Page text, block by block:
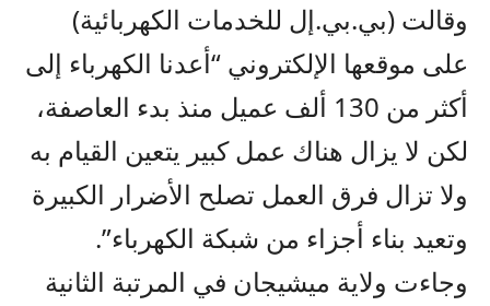
وقالت (بي.بي.إل للخدمات الكهربائية)
على موقعها الإلكتروني “أعدنا الكهرباء إلى
أكثر من 130 ألف عميل منذ بدء العاصفة،
لكن لا يزال هناك عمل كبير يتعين القيام به
ولا تزال فرق العمل تصلح الأضرار الكبيرة
وتعيد بناء أجزاء من شبكة الكهرباء”.
وجاءت ولاية ميشيجان في المرتبة الثانية